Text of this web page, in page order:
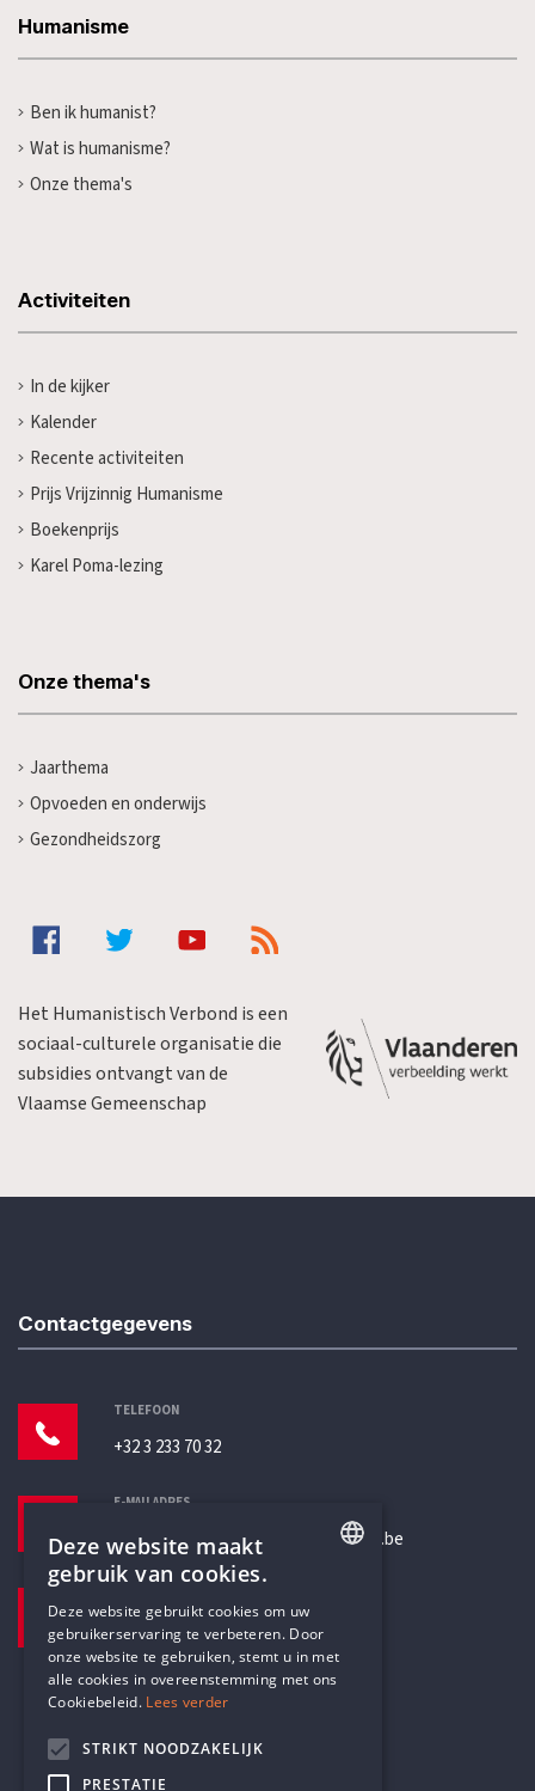
Humanisme
Ben ik humanist?
Wat is humanisme?
Onze thema's
Activiteiten
In de kijker
Kalender
Recente activiteiten
Prijs Vrijzinnig Humanisme
Boekenprijs
Karel Poma-lezing
Onze thema's
Jaarthema
Opvoeden en onderwijs
Gezondheidszorg
Het Humanistisch Verbond is een
sociaal-culturele organisatie die
subsidies ontvangt van de
Vlaamse Gemeenschap
Contactgegevens
TELEFOON
+32 3 233 70 32
E-MAILADRES
secretariaat@humanistischverbond.be
Pottenbrug 4
Antwerpen, 2000
DUTCH
Deze website maakt
gebruik van cookies.
Deze website gebruikt cookies om uw
gebruikerservaring te verbeteren. Door
onze website te gebruiken, stemt u in met
alle cookies in overeenstemming met ons
Cookiebeleid. Lees verder
STRIKT NOODZAKELIJK
PRESTATIE